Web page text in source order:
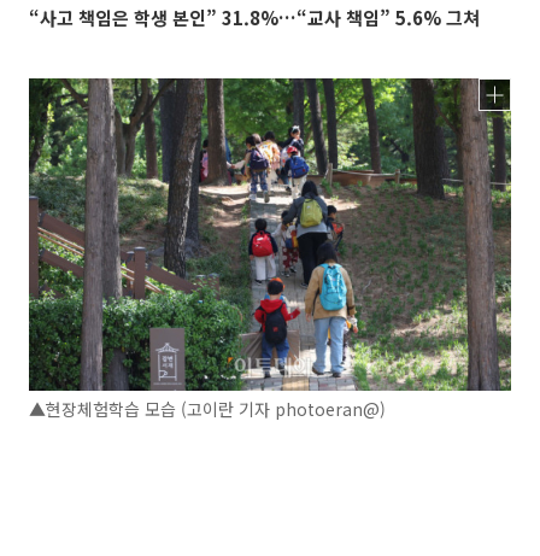
“사고 책임은 학생 본인” 31.8%…“교사 책임” 5.6% 그쳐
▲현장체험학습 모습 (고이란 기자 photoeran@)